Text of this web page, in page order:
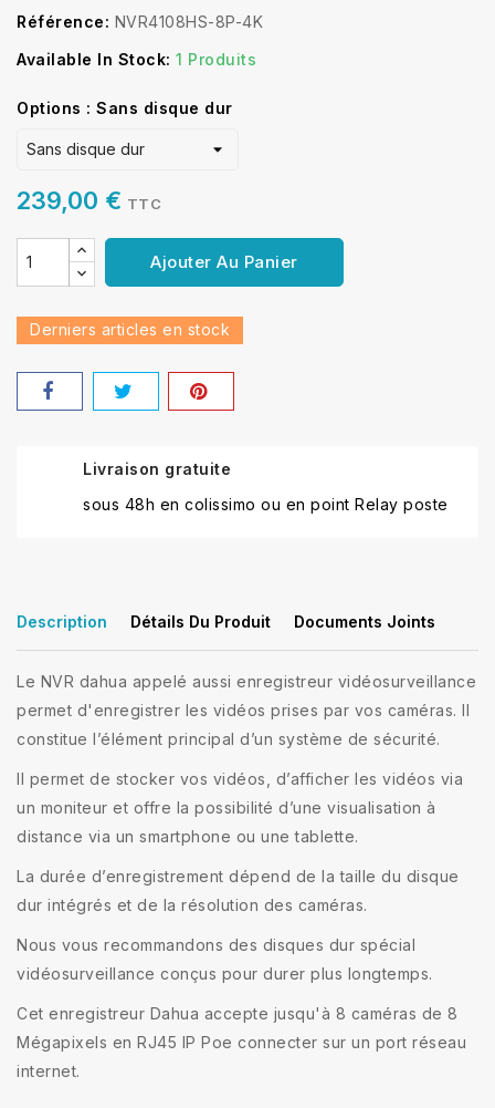
Référence: NVR4108HS-8P-4K
Available In Stock: 1 Produits
Options : Sans disque dur
239,00 € TTC
Ajouter Au Panier
Derniers articles en stock
Livraison gratuite
sous 48h en colissimo ou en point Relay poste
Description Détails Du Produit Documents Joints
Le NVR dahua appelé aussi enregistreur vidéosurveillance
permet d'enregistrer les vidéos prises par vos caméras. Il
constitue l’élément principal d’un système de sécurité.
Il permet de stocker vos vidéos, d’afficher les vidéos via
un moniteur et offre la possibilité d’une visualisation à
distance via un smartphone ou une tablette.
La durée d’enregistrement dépend de la taille du disque
dur intégrés et de la résolution des caméras.
Nous vous recommandons des disques dur spécial
vidéosurveillance conçus pour durer plus longtemps.
Cet enregistreur Dahua accepte jusqu'à 8 caméras de 8
Mégapixels en RJ45 IP Poe connecter sur un port réseau
internet.